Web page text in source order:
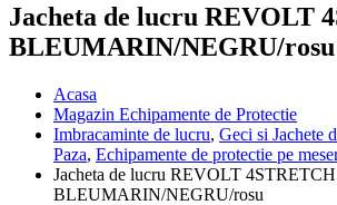
Jacheta de lucru REVOLT
BLEUMARIN/NEGRU/rosu
Acasa
Magazin Echipamente de Protectie
Imbracaminte de lucru, Geci si Jachete
Paza, Echipamente de protectie pe
Jacheta de lucru REVOLT 4STRETCH
BLEUMARIN/NEGRU/rosu